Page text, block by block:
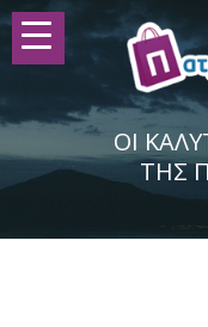
ΟΙ
ΤΗΣ